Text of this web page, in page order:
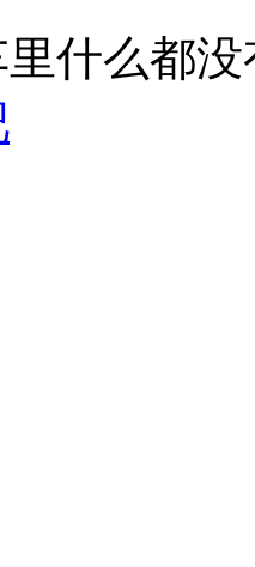
什么都没